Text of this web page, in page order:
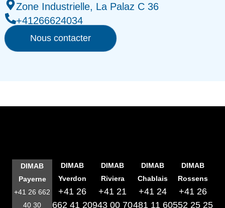
Zone Industrielle, La Palaz C 36
+41266624034
Nous contacter
DIMAB
Payerne
+41 26 662
40 30
DIMAB
Yverdon
+41 26
662 41 20
DIMAB
Riviera
+41 21
943 00 70
DIMAB
Chablais
+41 24
481 11 60
DIMAB
Rossens
+41 26
552 25 25